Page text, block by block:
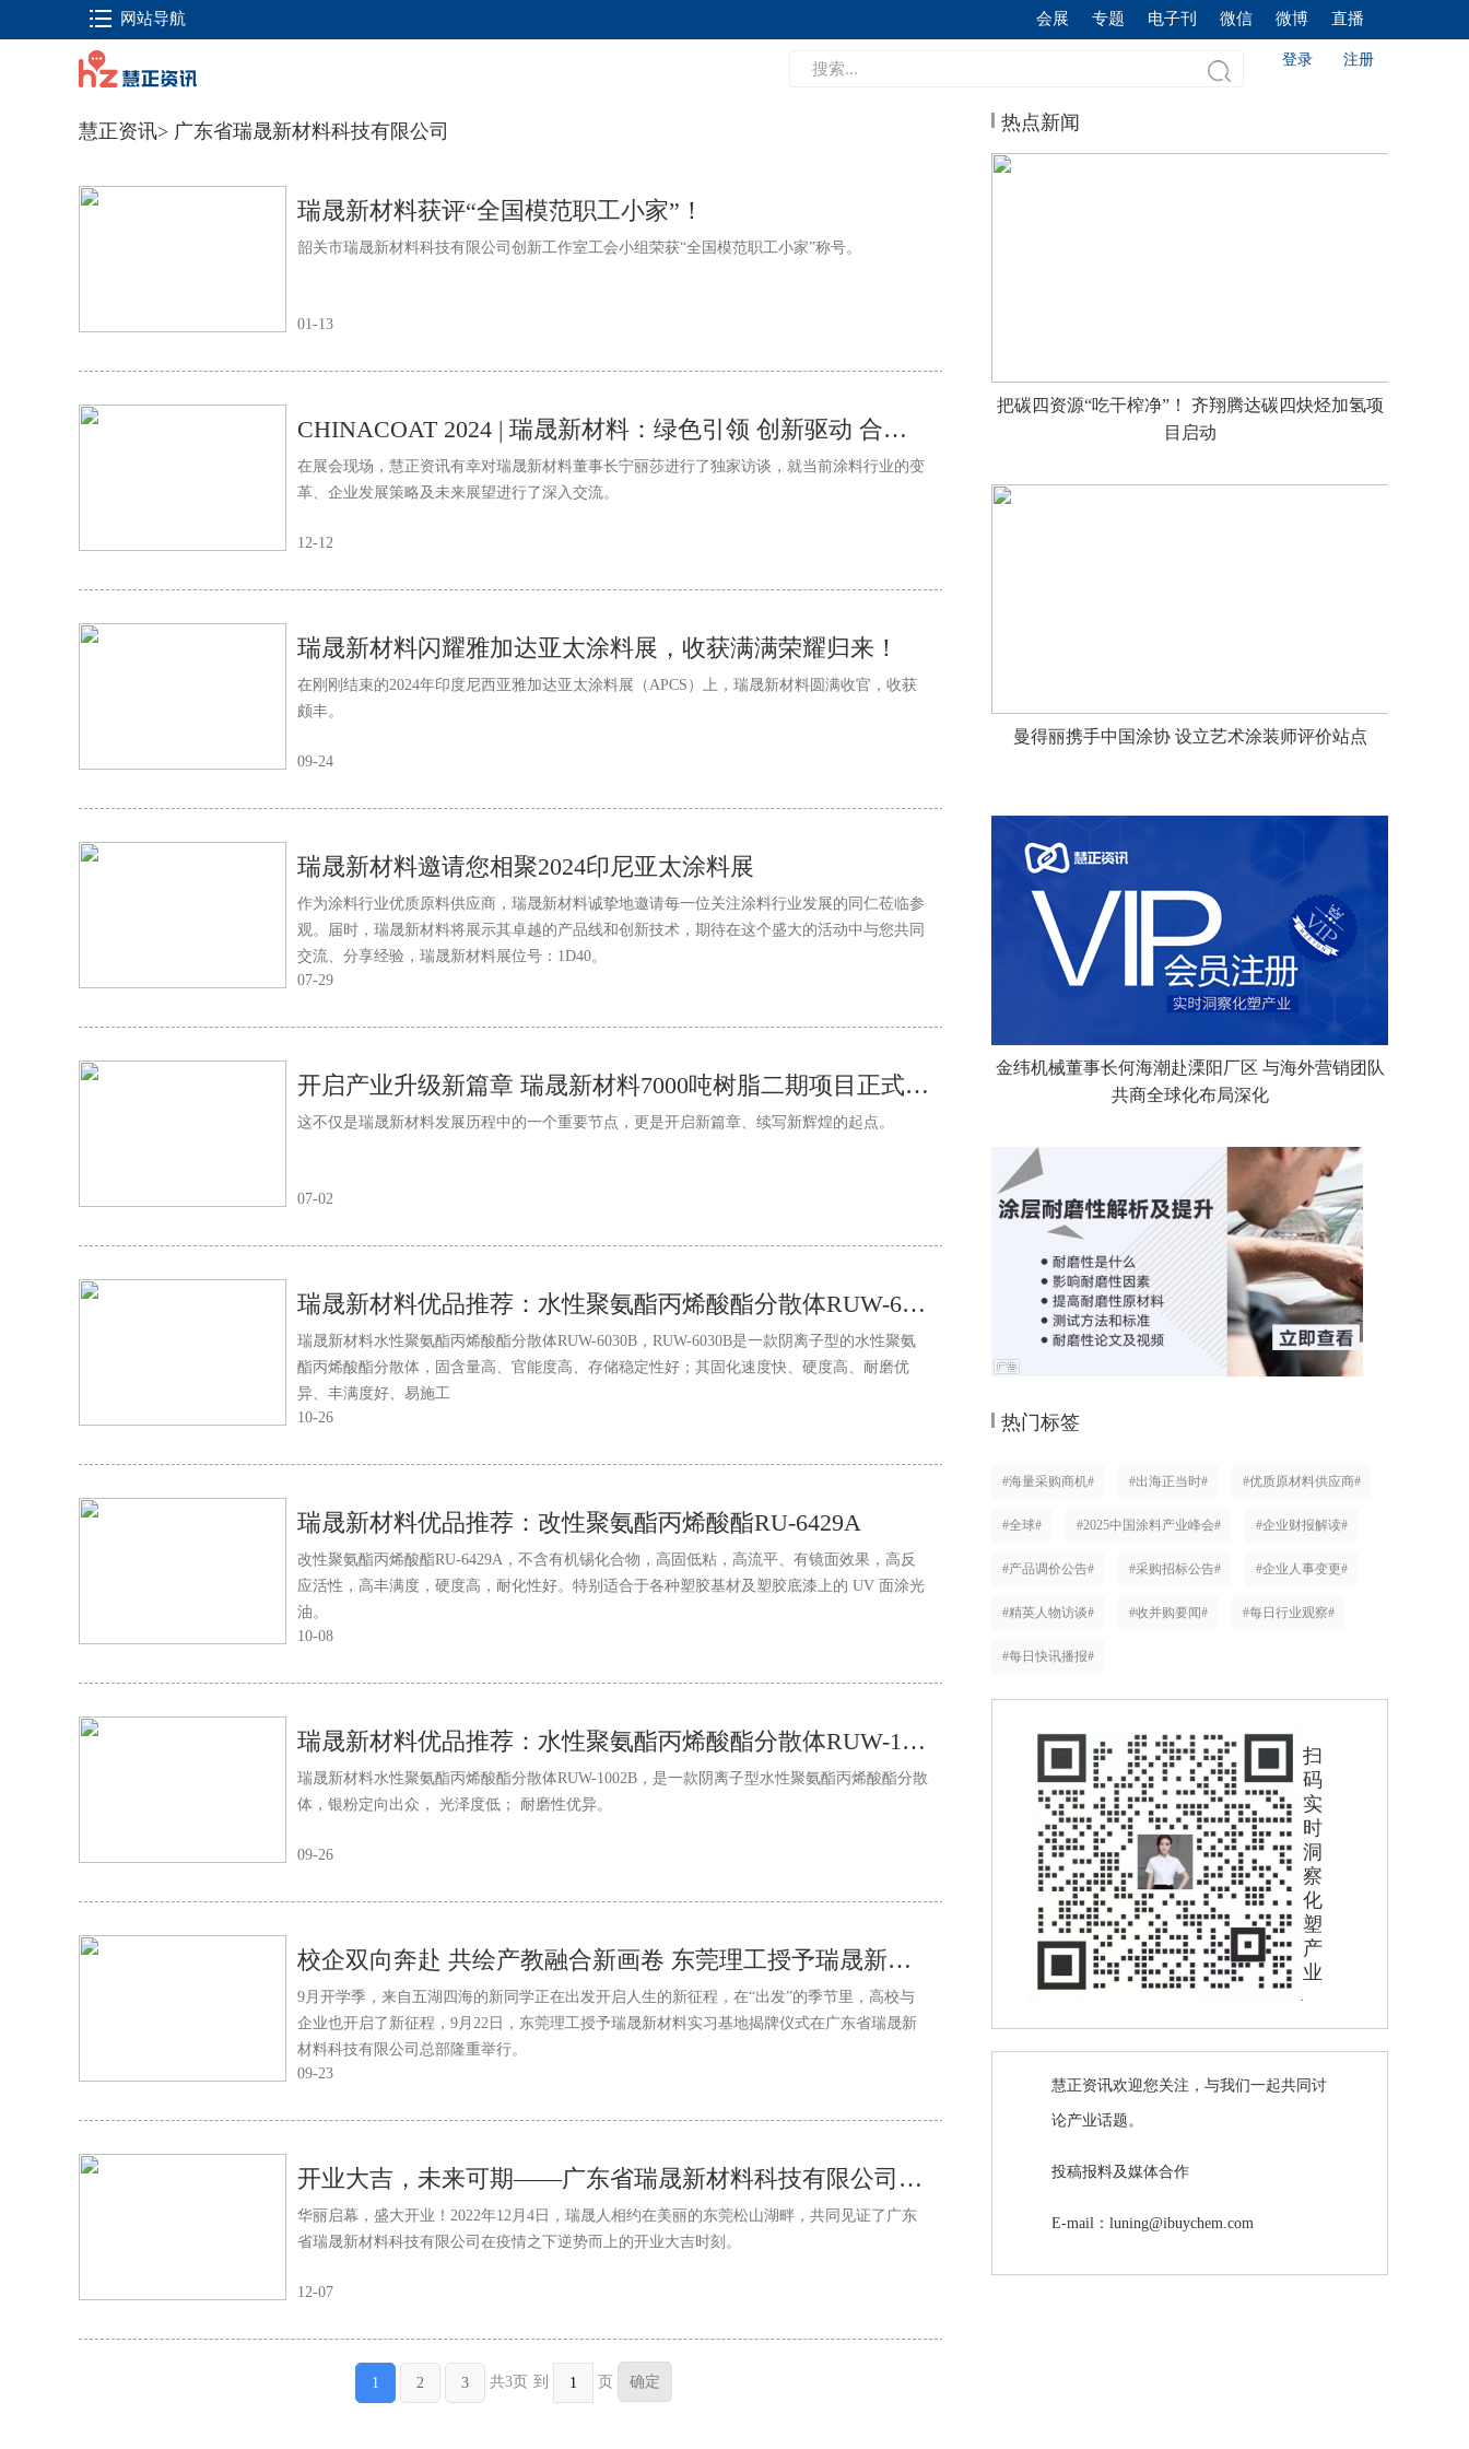
网站导航 会展 专题 电子刊 微信 微博 直播
登录 注册
慧正资讯> 广东省瑞晟新材料科技有限公司
瑞晟新材料获评“全国模范职工小家”！
韶关市瑞晟新材料科技有限公司创新工作室工会小组荣获“全国模范职工小家”称号。
01-13
CHINACOAT 2024 | 瑞晟新材料：绿色引领 创新驱动 合作共赢
在展会现场，慧正资讯有幸对瑞晟新材料董事长宁丽莎进行了独家访谈，就当前涂料行业的变
革、企业发展策略及未来展望进行了深入交流。
12-12
瑞晟新材料闪耀雅加达亚太涂料展，收获满满荣耀归来！
在刚刚结束的2024年印度尼西亚雅加达亚太涂料展（APCS）上，瑞晟新材料圆满收官，收获
颇丰。
09-24
瑞晟新材料邀请您相聚2024印尼亚太涂料展
作为涂料行业优质原料供应商，瑞晟新材料诚挚地邀请每一位关注涂料行业发展的同仁莅临参
观。届时，瑞晟新材料将展示其卓越的产品线和创新技术，期待在这个盛大的活动中与您共同
交流、分享经验，瑞晟新材料展位号：1D40。
07-29
开启产业升级新篇章 瑞晟新材料7000吨树脂二期项目正式奠基
这不仅是瑞晟新材料发展历程中的一个重要节点，更是开启新篇章、续写新辉煌的起点。
07-02
瑞晟新材料优品推荐：水性聚氨酯丙烯酸酯分散体RUW-6030B
瑞晟新材料水性聚氨酯丙烯酸酯分散体RUW-6030B，RUW-6030B是一款阴离子型的水性聚氨
酯丙烯酸酯分散体，固含量高、官能度高、存储稳定性好；其固化速度快、硬度高、耐磨优
异、丰满度好、易施工
10-26
瑞晟新材料优品推荐：改性聚氨酯丙烯酸酯RU-6429A
改性聚氨酯丙烯酸酯RU-6429A，不含有机锡化合物，高固低粘，高流平、有镜面效果，高反
应活性，高丰满度，硬度高，耐化性好。特别适合于各种塑胶基材及塑胶底漆上的 UV 面涂光
油。
10-08
瑞晟新材料优品推荐：水性聚氨酯丙烯酸酯分散体RUW-1002B
瑞晟新材料水性聚氨酯丙烯酸酯分散体RUW-1002B，是一款阴离子型水性聚氨酯丙烯酸酯分散
体，银粉定向出众， 光泽度低； 耐磨性优异。
09-26
校企双向奔赴 共绘产教融合新画卷 东莞理工授予瑞晟新材料实习基地揭牌仪式圆满举办
9月开学季，来自五湖四海的新同学正在出发开启人生的新征程，在“出发”的季节里，高校与
企业也开启了新征程，9月22日，东莞理工授予瑞晟新材料实习基地揭牌仪式在广东省瑞晟新
材料科技有限公司总部隆重举行。
09-23
开业大吉，未来可期——广东省瑞晟新材料科技有限公司开业仪式
华丽启幕，盛大开业！2022年12月4日，瑞晟人相约在美丽的东莞松山湖畔，共同见证了广东
省瑞晟新材料科技有限公司在疫情之下逆势而上的开业大吉时刻。
12-07
1 2 3 共3页 到 页
热点新闻
把碳四资源“吃干榨净”！ 齐翔腾达碳四炔烃加氢项
目启动
曼得丽携手中国涂协 设立艺术涂装师评价站点
金纬机械董事长何海潮赴溧阳厂区 与海外营销团队
共商全球化布局深化
热门标签
#海量采购商机# #出海正当时# #优质原材料供应商#
#全球# #2025中国涂料产业峰会# #企业财报解读#
#产品调价公告# #采购招标公告# #企业人事变更#
#精英人物访谈# #收并购要闻# #每日行业观察#
#每日快讯播报#
扫
码
实
时
洞
察
化
塑
产
业
慧正资讯欢迎您关注，与我们一起共同讨
论产业话题。
投稿报料及媒体合作
E-mail：luning@ibuychem.com